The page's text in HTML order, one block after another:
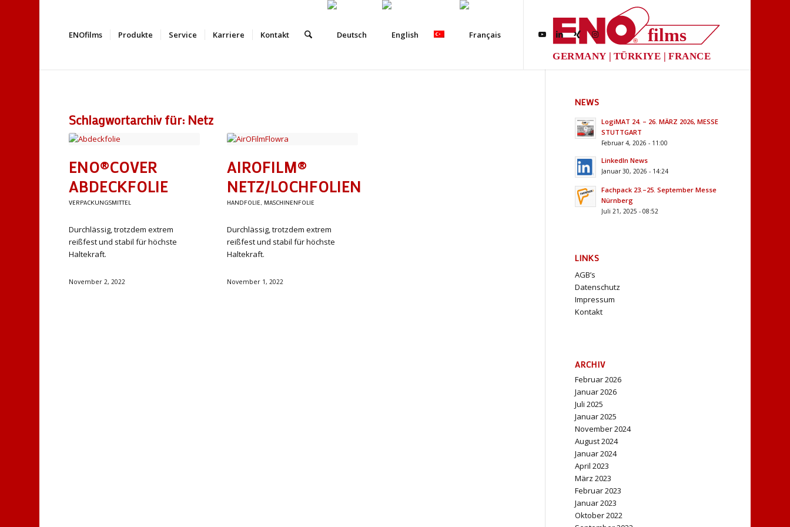
films
®
GERMANY | TÜRKIYE | FRANCE
ENOfilms Produkte Service Karriere Kontakt
Schlagwortarchiv für: Netz
ENO®COVER
ABDECKFOLIE
VERPACKUNGSMITTEL
Durchlässig, trotzdem extrem
reißfest und stabil für höchste
Haltekraft.
November 2, 2022
AIROFILM®
NETZ/LOCHFOLIEN
HANDFOLIE, MASCHINENFOLIE
Durchlässig, trotzdem extrem
reißfest und stabil für höchste
Haltekraft.
November 1, 2022
NEWS
LogiMAT 24. – 26. MÄRZ 2026, MESSE
STUTTGART
Februar 4, 2026 - 11:00
LinkedIn News
Januar 30, 2026 - 14:24
Fachpack 23.–25. September Messe
Nürnberg
Juli 21, 2025 - 08:52
LINKS
AGB’s
Datenschutz
Impressum
Kontakt
ARCHIV
Februar 2026
Januar 2026
Juli 2025
Januar 2025
November 2024
August 2024
Januar 2024
April 2023
März 2023
Februar 2023
Januar 2023
Oktober 2022